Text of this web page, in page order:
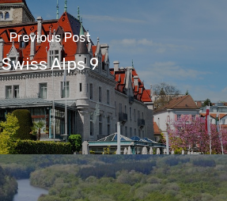
Previous Post
Swiss Alps 9